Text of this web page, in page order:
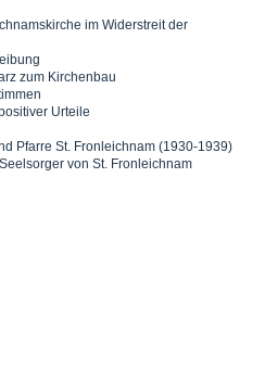
im Widerstreit der
zum Kirchenbau
Urteile
Pfarre St. Fronleichnam (1930-1939)
von St. Fronleichnam